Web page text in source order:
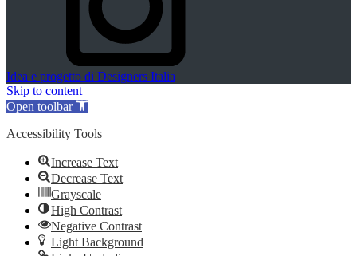
Idea e progetto di Designers Italia
Skip to content
Open toolbar
Accessibility Tools
Increase Text
Decrease Text
Grayscale
High Contrast
Negative Contrast
Light Background